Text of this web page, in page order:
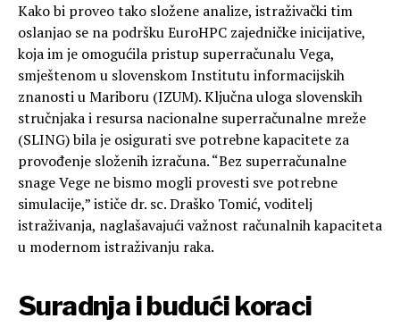
Kako bi proveo tako složene analize, istraživački tim
oslanjao se na podršku EuroHPC zajedničke inicijative,
koja im je omogućila pristup superračunalu Vega,
smještenom u slovenskom Institutu informacijskih
znanosti u Mariboru (IZUM). Ključna uloga slovenskih
stručnjaka i resursa nacionalne superračunalne mreže
(SLING) bila je osigurati sve potrebne kapacitete za
provođenje složenih izračuna. “Bez superračunalne
snage Vege ne bismo mogli provesti sve potrebne
simulacije,” ističe dr. sc. Draško Tomić, voditelj
istraživanja, naglašavajući važnost računalnih kapaciteta
u modernom istraživanju raka.
Suradnja i budući koraci